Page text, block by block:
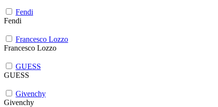
Fendi
Fendi
Francesco Lozzo
Francesco Lozzo
GUESS
GUESS
Givenchy
Givenchy